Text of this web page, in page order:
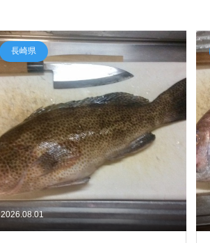
2026.08.01
長崎県